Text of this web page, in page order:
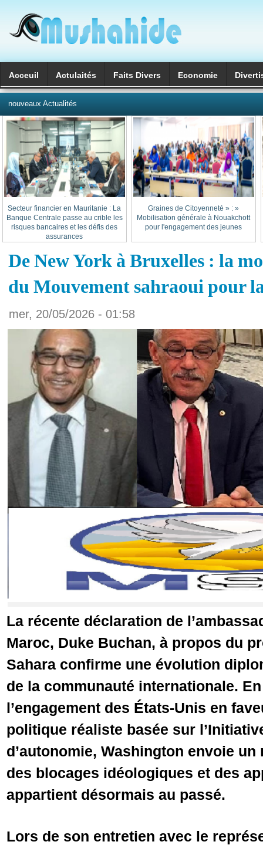
Acceuil Actulaités Faits Divers Economie
nouveaux Actualités
« Graines de Citoyenneté » :
Mobilisation générale à Nouakchott
pour l'engagement des jeunes
Secteur financier en Mauritanie : La
Banque Centrale passe au crible les
risques bancaires et les défis des
assurances
De New York à Bruxelles : la
du Mouvement sahraoui pour
mer, 20/05/2026 - 01:58
La récente déclaration de
Maroc, Duke Buchan, à propos du
Sahara confirme une évolution
de la communauté internationale.
l’engagement des États-Unis en
politique réaliste basée sur
d’autonomie, Washington envoie
des blocages idéologiques et des
appartient désormais au passé.
Lors de son entretien avec le